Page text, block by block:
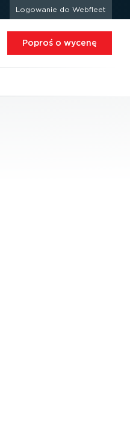
Logowanie do Webfleet
Poproś o wycenę